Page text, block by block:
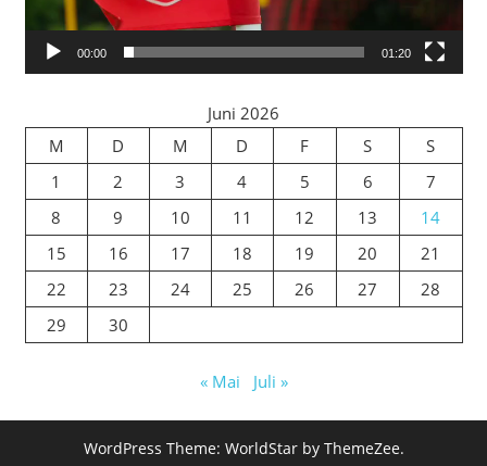
00:00 01:20
Juni 2026
M
D M D F S
S
1
2 3 4 5 6
7
8
9 10 11 12 13
14
15
16 17 18 19 20
21
22
23 24 25 26 27
28
29
30
« Mai Juli »
WordPress Theme: WorldStar by ThemeZee.